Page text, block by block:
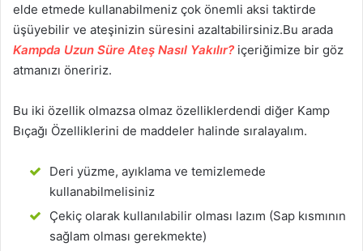
elde etmede kullanabilmeniz çok önemli aksi taktirde
üşüyebilir ve ateşinizin süresini azaltabilirsiniz.Bu arada
Kampda Uzun Süre Ateş Nasıl Yakılır? içeriğimize bir göz
atmanızı öneririz.
Bu iki özellik olmazsa olmaz özelliklerdendi diğer Kamp
Bıçağı Özelliklerini de maddeler halinde sıralayalım.
Deri yüzme, ayıklama ve temizlemede
kullanabilmelisiniz
Çekiç olarak kullanılabilir olması lazım (Sap kısmının
sağlam olması gerekmekte)